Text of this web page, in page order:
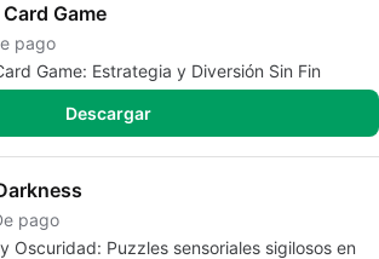
Game
pago
Game: Estrategia y Diversión Sin Fin
Descargar
pago
Oscuridad: Puzzles sensoriales sigilosos en